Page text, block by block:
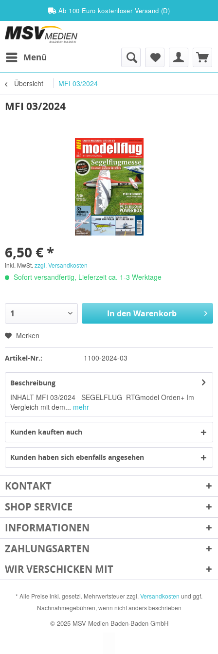
Ab 100 Euro kostenloser Versand (D)
Menü
Übersicht MFI 03/2024
MFI 03/2024
6,50 € *
inkl. MwSt. zzgl. Versandkosten
Sofort versandfertig, Lieferzeit ca. 1-3 Werktage
In denWarenkorb
Merken
Artikel-Nr.: 1100-2024-03
Beschreibung
INHALT MFI 03/2024 SEGELFLUG RTGmodel Orden+ Im
Vergleich mit dem... mehr
Kunden kauften auch
Kunden haben sich ebenfalls angesehen
KONTAKT
SHOP SERVICE
INFORMATIONEN
ZAHLUNGSARTEN
WIR VERSCHICKEN MIT
* Alle Preise inkl. gesetzl. Mehrwertsteuer zzgl. Versandkosten und ggf.
Nachnahmegebühren, wenn nicht anders beschrieben
© 2025 MSV Medien Baden-Baden GmbH